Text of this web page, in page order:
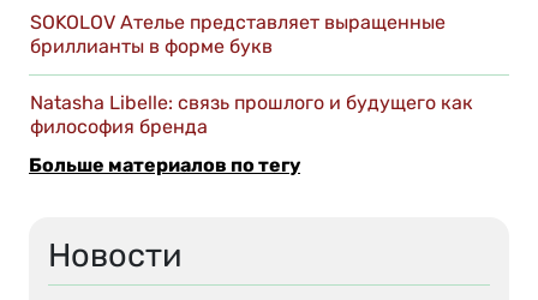
Новости
SOKOLOV Ателье представляет выращенные
бриллианты в форме букв
Natasha Libelle: связь прошлого и будущего как
философия бренда
Больше материалов по тегу